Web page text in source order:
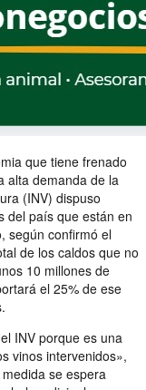
que tiene frenado
alta demanda de la
(INV) dispuso
del país que están en
según confirmó el
de los caldos que no
10 millones de
el 25% de ese
INV porque es una
vinos intervenidos»,
se espera